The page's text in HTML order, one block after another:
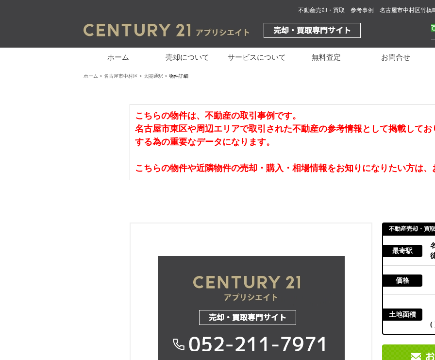
不動産売却・買取 参考事例 名古屋市中村区竹
ホーム 売却について サービスについて 無料査定 お問合せ
ホーム > 名古屋市中村区 > 太閤通駅 > 物件詳細
こちらの物件は、不動産の取引事例です。
名古屋市東区や周辺エリアで取引された不動産の参考情報として掲載して
する為の重要なデータになります。
こちらの物件や近隣物件の売却・購入・相場情報をお知りになりたい方は、
不動産売却・買
最寄駅
価格
土地面積
(